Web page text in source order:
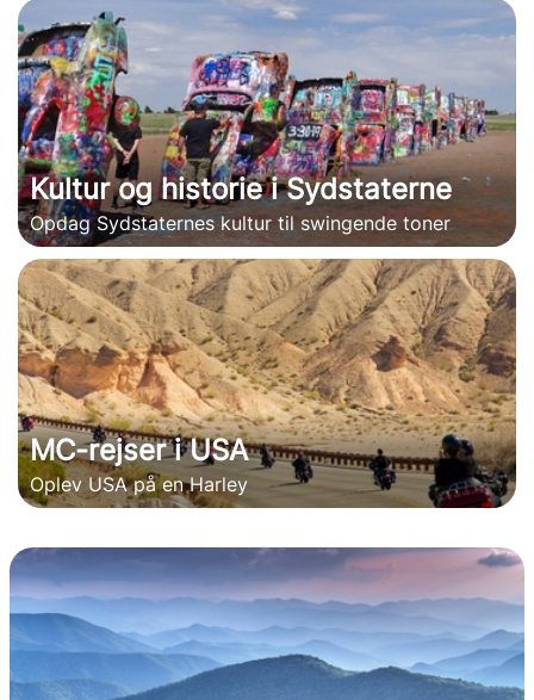
Kultur og historie i Sydstaterne
Opdag Sydstaternes kultur til swingende toner
MC-rejser i USA
Oplev USA på en Harley